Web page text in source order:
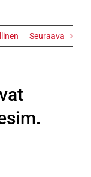
Seuraava